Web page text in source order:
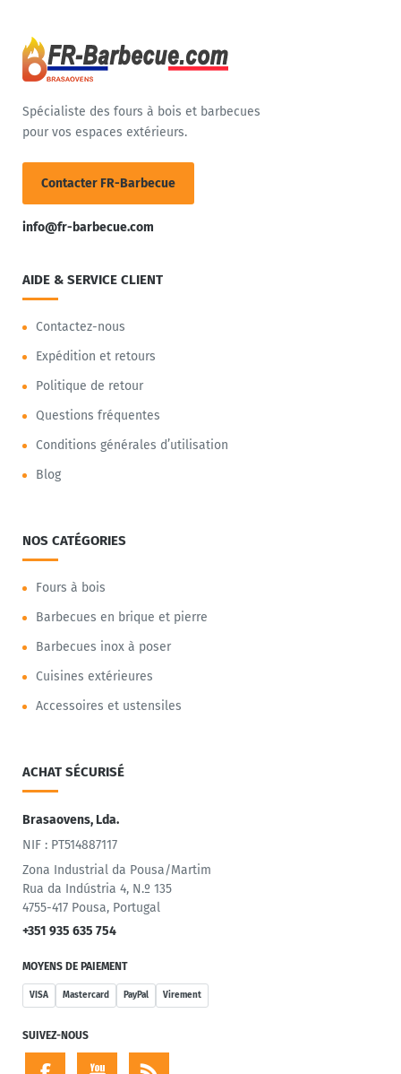
Spécialiste des fours à bois et barbecues
pour vos espaces extérieurs.
Contacter FR-Barbecue
info@fr-barbecue.com
AIDE & SERVICE CLIENT
Contactez-nous
Expédition et retours
Politique de retour
Questions fréquentes
Conditions générales d’utilisation
Blog
NOS CATÉGORIES
Fours à bois
Barbecues en brique et pierre
Barbecues inox à poser
Cuisines extérieures
Accessoires et ustensiles
ACHAT SÉCURISÉ
Brasaovens, Lda.
NIF : PT514887117
Zona Industrial da Pousa/Martim
Rua da Indústria 4, N.º 135
4755-417 Pousa, Portugal
+351 935 635 754
MOYENS DE PAIEMENT
VISA Mastercard PayPal Virement
SUIVEZ-NOUS